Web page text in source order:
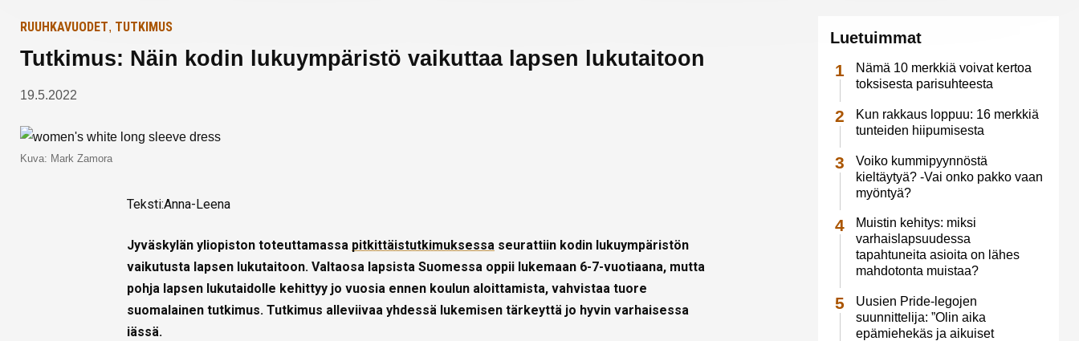
RUUHKAVUODET, TUTKIMUS
Tutkimus: Näin kodin lukuympäristö vaikuttaa lapsen lukutaitoon
19.5.2022
Kuva: Mark Zamora
Teksti:Anna-Leena
Jyväskylän yliopiston toteuttamassa pitkittäistutkimuksessa seurattiin kodin lukuympäristön
vaikutusta lapsen lukutaitoon. Valtaosa lapsista Suomessa oppii lukemaan 6-7-vuotiaana, mutta
pohja lapsen lukutaidolle kehittyy jo vuosia ennen koulun aloittamista, vahvistaa tuore
suomalainen tutkimus. Tutkimus alleviivaa yhdessä lukemisen tärkeyttä jo hyvin varhaisessa
iässä.
Luetuimmat
Nämä 10 merkkiä voivat kertoa
toksisesta parisuhteesta
Kun rakkaus loppuu: 16 merkkiä
tunteiden hiipumisesta
Voiko kummipyynnöstä
kieltäytyä? -Vai onko pakko vaan
myöntyä?
Muistin kehitys: miksi
varhaislapsuudessa
tapahtuneita asioita on lähes
mahdotonta muistaa?
Uusien Pride-legojen
suunnittelija: ”Olin aika
epämiehekäs ja aikuiset